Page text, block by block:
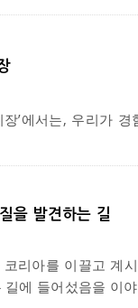
’에서는, 우리가
을 발견하는 길
리아를 이끌고 계
에 들어섰음을 이